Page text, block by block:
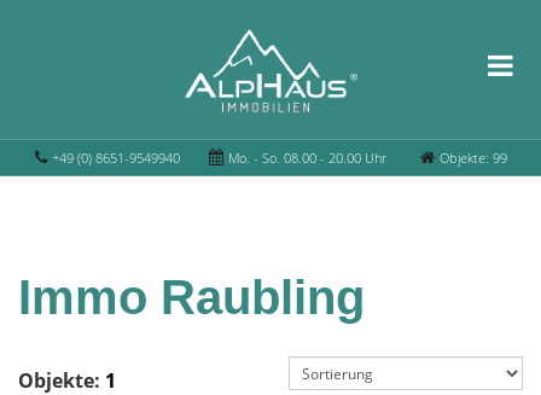
+49 (0) 8651-9549940 Mo. - So. 08.00 - 20.00 Uhr Objekte: 99
Immo Raubling
Objekte: 1